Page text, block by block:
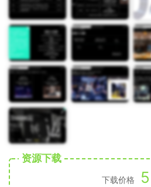
资源下载
下载价格 5